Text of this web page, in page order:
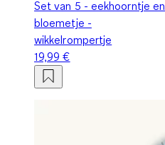
Set van 5 - eekhoorntje en
bloemetje -
wikkelrompertje
19,99 €